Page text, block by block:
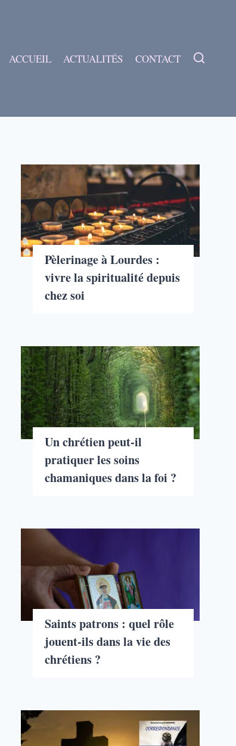
ACCUEIL ACTUALITÉS CONTACT
Pèlerinage à Lourdes :
vivre la spiritualité depuis
chez soi
Un chrétien peut-il
pratiquer les soins
chamaniques dans la foi ?
Saints patrons : quel rôle
jouent-ils dans la vie des
chrétiens ?